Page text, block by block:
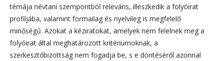
témája névtani szempontból releváns, illeszkedik a folyóirat
profiljába, valamint formailag és nyelvileg is megfelelő
minőségű. Azokat a kéziratokat, amelyek nem felelnek meg a
folyóirat által meghatározott kritériumoknak, a
szerkesztőbizottság nem fogadja be, s e döntéséről azonnal